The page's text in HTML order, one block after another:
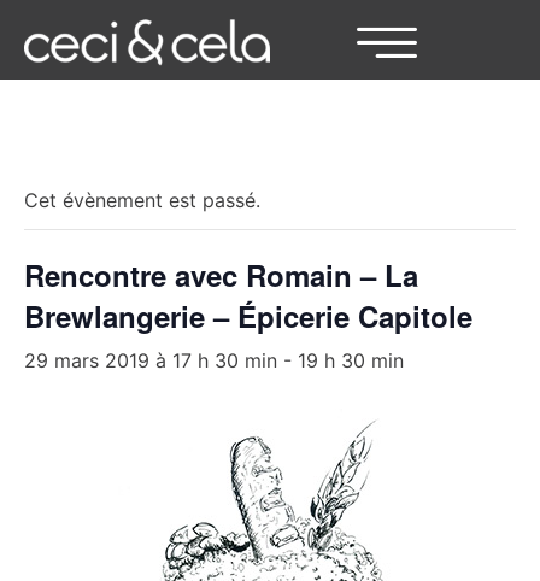
Cet évènement est passé.
Rencontre avec Romain – La
Brewlangerie – Épicerie Capitole
29 mars 2019 à 17 h 30 min - 19 h 30 min